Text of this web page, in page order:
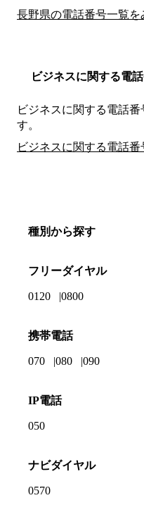
長野県の電話番号一覧を
ビジネスに関する電
ビジネスに関する電話番
す。
ビジネスに関する電話番
種別から探す
フリーダイヤル
0120 0800
携帯電話
070 080 090
IP電話
050
ナビダイヤル
0570